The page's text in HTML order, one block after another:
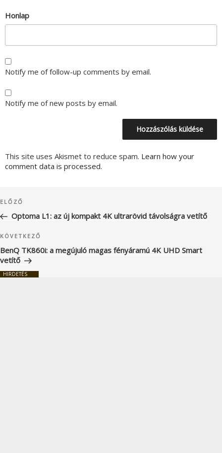
Honlap
Notify me of follow-up comments by email.
Notify me of new posts by email.
This site uses Akismet to reduce spam. Learn how your
comment data is processed.
navigáció
Korábbi
bejegyzés
ELŐZŐ
Optoma L1: az új kompakt 4K ultrarövid távolságra vetítő
Következő
bejegyzés
KÖVETKEZŐ
BenQ TK860i: a megújuló magas fényáramú 4K UHD Smart
vetítő
HIRDETÉS